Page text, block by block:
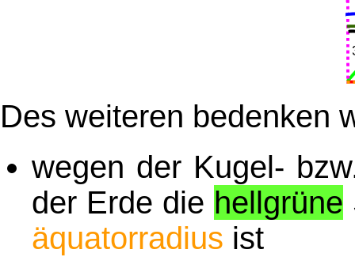
Des weiteren bedenken
wegen der Kugel-
der Erde die hellgrüne
äquatorradius ist